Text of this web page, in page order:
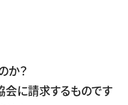
か？
会に請求するものです